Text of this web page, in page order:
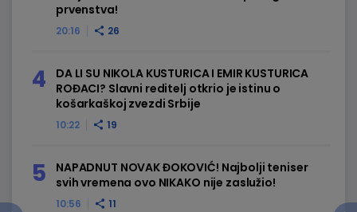
20:16 26
prvenstva!
10:22 19
DA LI SU NIKOLA KUSTURICA I EMIR KUSTURICA
ROĐACI? Slavni reditelj otkrio je istinu o
košarkaškoj zvezdi Srbije
10:56 11
NAPADNUT NOVAK ĐOKOVIĆ! Najbolji teniser
svih vremena ovo NIKAKO nije zaslužio!